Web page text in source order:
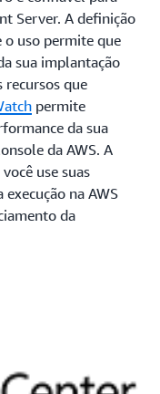
Server. A definição
o uso permite que
sua implantação
recursos que
permite
da sua
da AWS. A
use suas
na AWS
da